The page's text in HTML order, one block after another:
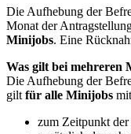
Die Aufhebung der
Monat der
Minijobs. Eine
Was gilt bei mehreren
Die Aufhebung der
gilt für alle Minijobs
zum Zeitpunkt der